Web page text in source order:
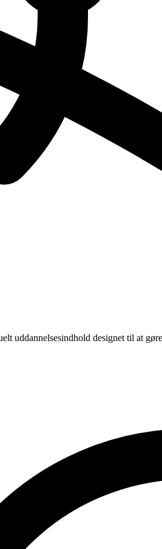
uddannelsesindhold designet til at